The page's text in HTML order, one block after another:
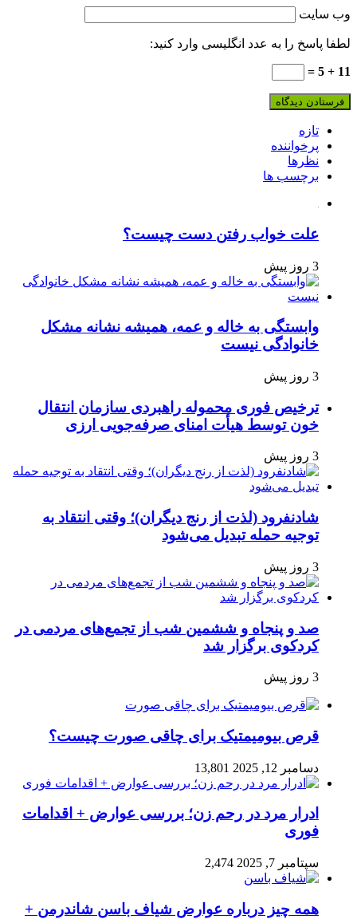
وب‌ سایت
لطفا پاسخ را به عدد انگلیسی وارد کنید:
11 + 5 =
تازه
پرخواننده
نظرها
برچسب ها
علت خواب رفتن دست چیست؟
3 روز پیش
وابستگی به خاله و عمه، همیشه نشانه مشکل
خانوادگی نیست
3 روز پیش
ترخیص فوری محموله راهبردی سازمان انتقال
خون توسط هیأت امنای صرفه‌جویی ارزی
3 روز پیش
شادنفرود (لذت از رنج دیگران)؛ وقتی انتقاد به
توجیه حمله تبدیل می‌شود
3 روز پیش
صد و پنجاه‌ و ششمین شب از تجمع‌های مردمی در
کردکوی برگزار شد
3 روز پیش
قرص بیومیمتیک برای چاقی صورت چیست؟
دسامبر 12, 2025 13,801
ادرار مرد در رحم زن؛ بررسی عوارض + اقدامات
فوری
سپتامبر 7, 2025 2,474
همه چیز درباره عوارض شیاف باسن شاندرمن +